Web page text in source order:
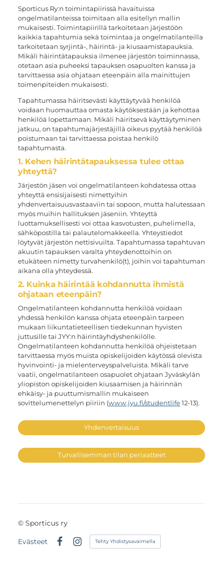
Sporticus Ry:n toimintapiirissä havaituissa
ongelmatilanteissa toimitaan alla esitellyn mallin
mukaisesti. Toimintapiirillä tarkoitetaan järjestöön
kaikkia tapahtumia sekä toimintaa ja ongelmatilanteilla
tarkoitetaan syrjintä-, häirintä- ja kiusaamistapauksia.
Mikäli häirintätapauksia ilmenee järjestön toiminnassa,
otetaan asia puheeksi tapauksen osapuolten kanssa ja
tarvittaessa asia ohjataan eteenpäin alla mainittujen
toimenpiteiden mukaisesti.
Tapahtumassa häiritsevästi käyttäytyvää henkilöä
voidaan huomauttaa omasta käytöksestään ja kehottaa
henkilöä lopettamaan. Mikäli häiritsevä käyttäytyminen
jatkuu, on tapahtumajärjestäjillä oikeus pyytää henkilöä
poistumaan tai tarvittaessa poistaa henkilö
tapahtumasta.
1. Kehen häirintätapauksessa tulee ottaa
yhteyttä?
Järjestön jäsen voi ongelmatilanteen kohdatessa ottaa
yhteyttä ensisijaisesti nimettyihin
yhdenvertaisuusvastaaviin tai sopoon, mutta halutessaan
myös muihin hallituksen jäseniin. Yhteyttä
luottamuksellisesti voi ottaa kasvotusten, puhelimella,
sähköpostilla tai palautelomakkeella. Yhteystiedot
löytyvät järjestön nettisivuilta. Tapahtumassa tapahtuvan
akuutin tapauksen varalta yhteydenottoihin on
etukäteen nimetty turvahenkilö(t), joihin voi tapahtuman
aikana olla yhteydessä.
2. Kuinka häirintää kohdannutta ihmistä
ohjataan eteenpäin?
Ongelmatilanteen kohdannutta henkilöä voidaan
yhdessä henkilön kanssa ohjata eteenpäin tarpeen
mukaan liikuntatieteellisen tiedekunnan hyvisten
juttusille tai JYY:n häirintäyhdyshenkilölle.
Ongelmatilanteen kohdannutta henkilöä ohjeistetaan
tarvittaessa myös muista opiskelijoiden käytössä olevista
hyvinvointi- ja mielenterveyspalveluista. Mikäli tarve
vaatii, ongelmatilanteen osapuolet ohjataan Jyväskylän
yliopiston opiskelijoiden kiusaamisen ja häirinnän
ehkäisy- ja puuttumismallin mukaiseen
sovittelumenettelyn piiriin (www.jyu.fi/studentlife12-13).
Yhdenvertaisuus
Turvallisemman tilan periaatteet
© Sporticus ry
Evästeet
Instagram
Tehty Yhdistysavaimella